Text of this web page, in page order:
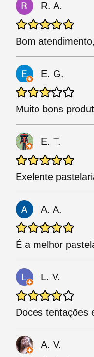
R. A.
Bom
E. G.
Muito bons
E. T.
Exelente
A. A.
É a melhor
L. V.
Doces tentações
A. V.